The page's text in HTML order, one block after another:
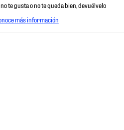
te gusta o no te queda bien, devuélvelo
más información